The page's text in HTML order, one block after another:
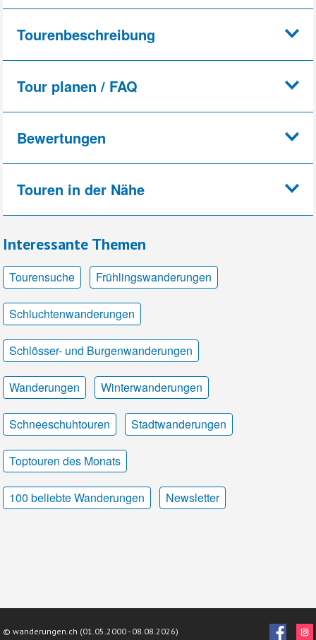
Tourenbeschreibung
Tour planen / FAQ
Bewertungen
Touren in der Nähe
Interessante Themen
Tourensuche Frühlingswanderungen
Schluchtenwanderungen
Schlösser- und Burgenwanderungen
Wanderungen Winterwanderungen
Schneeschuhtouren Stadtwanderungen
Toptouren des Monats
100 beliebte Wanderungen Newsletter
© wanderungen.ch (01.05.2000 - 08.08.2026)